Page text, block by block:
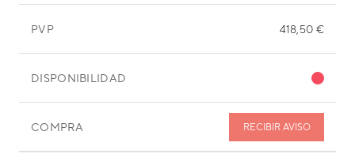
PVP 418,50 €
DISPONIBILIDAD
COMPRA RECIBIR AVISO